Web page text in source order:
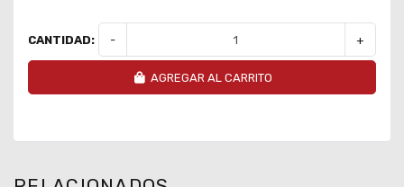
CANTIDAD: - +
AGREGAR AL CARRITO